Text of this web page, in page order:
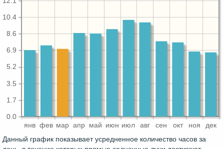
янв фев мар апр май июн июл авг сен окт ноя дек
0.0
1.7
3.5
5.2
6.9
8.6
10.4
Данный график показывает усредненное количество часов за